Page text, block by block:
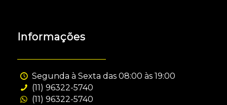
Informações
Segunda à Sexta das 08:00 às 19:00
(11) 96322-5740
(11) 96322-5740